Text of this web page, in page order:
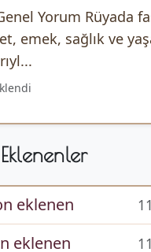
Yorum Rüyada
emek, sağlık ve
eklenen
eklenen